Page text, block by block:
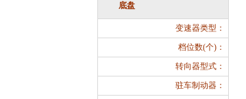
底盘
变速器类型：
档位数(个)：
转向器型式：
驻车制动器：